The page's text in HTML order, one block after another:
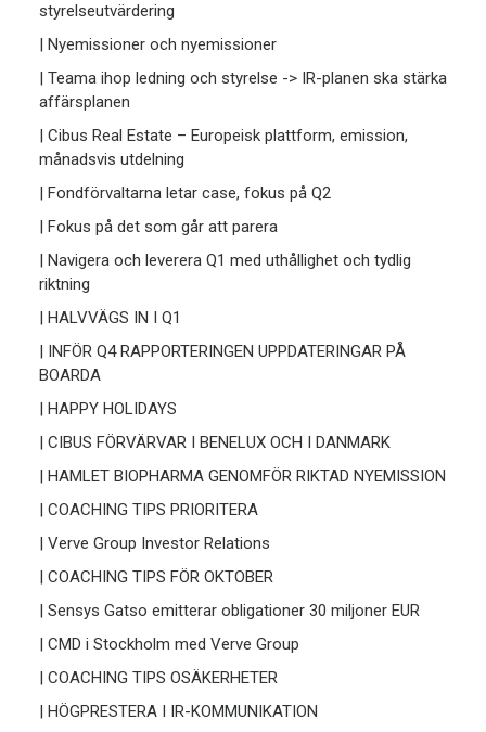
styrelseutvärdering
| Nyemissioner och nyemissioner
| Teama ihop ledning och styrelse -> IR-planen ska stärka
affärsplanen
| Cibus Real Estate – Europeisk plattform, emission,
månadsvis utdelning
| Fondförvaltarna letar case, fokus på Q2
| Fokus på det som går att parera
| Navigera och leverera Q1 med uthållighet och tydlig
riktning
| HALVVÄGS IN I Q1
| INFÖR Q4 RAPPORTERINGEN UPPDATERINGAR PÅ
BOARDA
| HAPPY HOLIDAYS
| CIBUS FÖRVÄRVAR I BENELUX OCH I DANMARK
| HAMLET BIOPHARMA GENOMFÖR RIKTAD NYEMISSION
| COACHING TIPS PRIORITERA
| Verve Group Investor Relations
| COACHING TIPS FÖR OKTOBER
| Sensys Gatso emitterar obligationer 30 miljoner EUR
| CMD i Stockholm med Verve Group
| COACHING TIPS OSÄKERHETER
| HÖGPRESTERA I IR-KOMMUNIKATION